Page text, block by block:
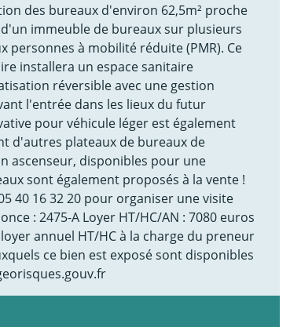
des bureaux d'environ 62,5m² proche
immeuble de bureaux sur plusieurs
personnes à mobilité réduite (PMR). Ce
installera un espace sanitaire
réversible avec une gestion
l'entrée dans les lieux du futur
pour véhicule léger est également
d'autres plateaux de bureaux de
ascenseur, disponibles pour une
sont également proposés à la vente !
40 16 32 20 pour organiser une visite
: 2475-A Loyer HT/HC/AN : 7080 euros
annuel HT/HC à la charge du preneur
ce bien est exposé sont disponibles